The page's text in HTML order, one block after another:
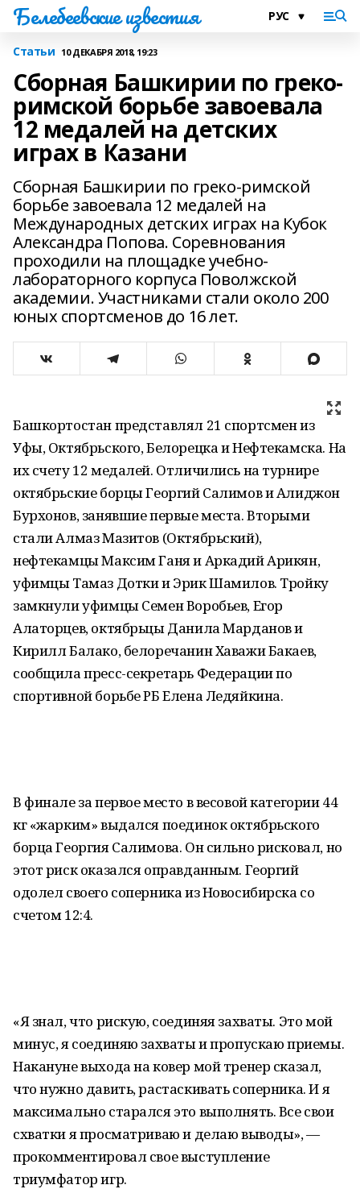
Белебеевские известия
Статьи 10 ДЕКАБРЯ 2018, 19:23
Сборная Башкирии по греко-
римской борьбе завоевала
12 медалей на детских
играх в Казани
Сборная Башкирии по греко-римской
борьбе завоевала 12 медалей на
Международных детских играх на Кубок
Александра Попова. Соревнования
проходили на площадке учебно-
лабораторного корпуса Поволжской
академии. Участниками стали около 200
юных спортсменов до 16 лет.
Башкортостан представлял 21 спортсмен из
Уфы, Октябрьского, Белорецка и Нефтекамска. На
их счету 12 медалей. Отличились на турнире
октябрьские борцы Георгий Салимов и Алиджон
Бурхонов, занявшие первые места. Вторыми
стали Алмаз Мазитов (Октябрьский),
нефтекамцы Максим Ганя и Аркадий Арикян,
уфимцы Тамаз Дотки и Эрик Шамилов. Тройку
замкнули уфимцы Семен Воробьев, Егор
Алаторцев, октябрьцы Данила Марданов и
Кирилл Балако, белоречанин Хаважи Бакаев,
сообщила пресс-секретарь Федерации по
спортивной борьбе РБ Елена Ледяйкина.
В финале за первое место в весовой категории 44
кг «жарким» выдался поединок октябрьского
борца Георгия Салимова. Он сильно рисковал, но
этот риск оказался оправданным. Георгий
одолел своего соперника из Новосибирска со
счетом 12:4.
«Я знал, что рискую, соединяя захваты. Это мой
минус, я соединяю захваты и пропускаю приемы.
Накануне выхода на ковер мой тренер сказал,
что нужно давить, растаскивать соперника. И я
максимально старался это выполнять. Все свои
схватки я просматриваю и делаю выводы», —
прокомментировал свое выступление
триумфатор игр.